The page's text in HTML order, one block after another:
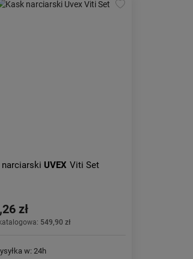
Cena:
od najniższej
narciarski UVEX Viti Set
zł
549,90 zł
w: 24h